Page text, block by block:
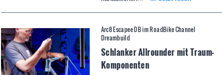
Arc8 Escapee DB im RoadBike Channel
Dreambuild
Schlanker Allrounder mit Traum-
Komponenten